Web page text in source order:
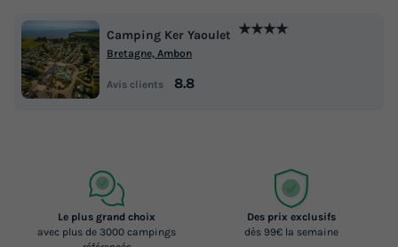
Camping Ker Yaoulet ★★★★
Bretagne, Ambon
Avis clients 8.8
Le plus grand choix
avec plus de 3000 campings
Des prix exclusifs
dès 99€ la semaine